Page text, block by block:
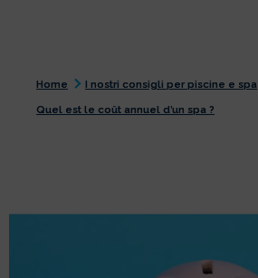
Home
I nostri consigli per piscine e spa
Quel est le coût annuel d’un spa ?